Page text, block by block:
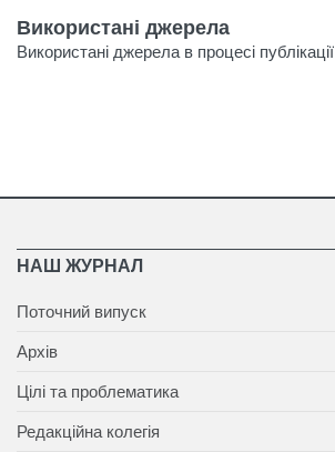
Використані джерела
Використані джерела в процесі публікації
НАШ ЖУРНАЛ
Поточний випуск
Архів
Цілі та проблематика
Редакційна колегія